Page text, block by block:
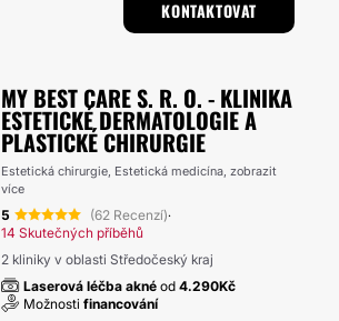
KONTAKTOVAT
MY BEST CARE S. R. O. - KLINIKA
ESTETICKÉ DERMATOLOGIE A
PLASTICKÉ CHIRURGIE
Estetická chirurgie, Estetická medicína, zobrazit
více
5 (62 Recenzí)·
14 Skutečných příběhů
2 kliniky v oblasti Středočeský kraj
Laserová léčba akné od 4.290Kč
Možnosti financování